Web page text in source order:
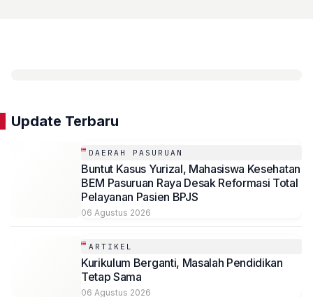
Update Terbaru
DAERAH PASURUAN
Buntut Kasus Yurizal, Mahasiswa Kesehatan
BEM Pasuruan Raya Desak Reformasi Total
Pelayanan Pasien BPJS
06 Agustus 2026
ARTIKEL
Kurikulum Berganti, Masalah Pendidikan
Tetap Sama
06 Agustus 2026